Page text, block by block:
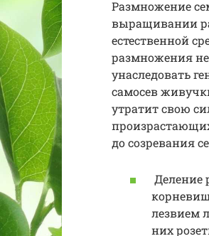
Размножение
выращивании
естественной
размножения
унаследовать
самосев
утратит свою
до созревания
Деление
лезвием
них